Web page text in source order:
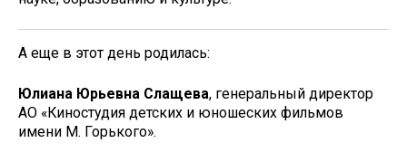
А еще в этот день родилась:
Юлиана Юрьевна Слащева, генеральный директор
АО «Киностудия детских и юношеских фильмов
имени М. Горького».